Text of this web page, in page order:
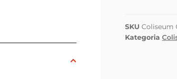
SKUColiseum
Kategoria